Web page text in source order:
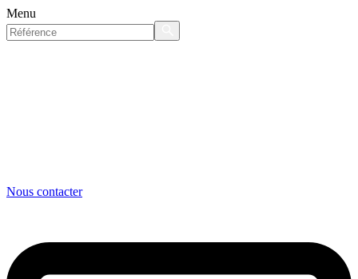
Menu
Nous contacter